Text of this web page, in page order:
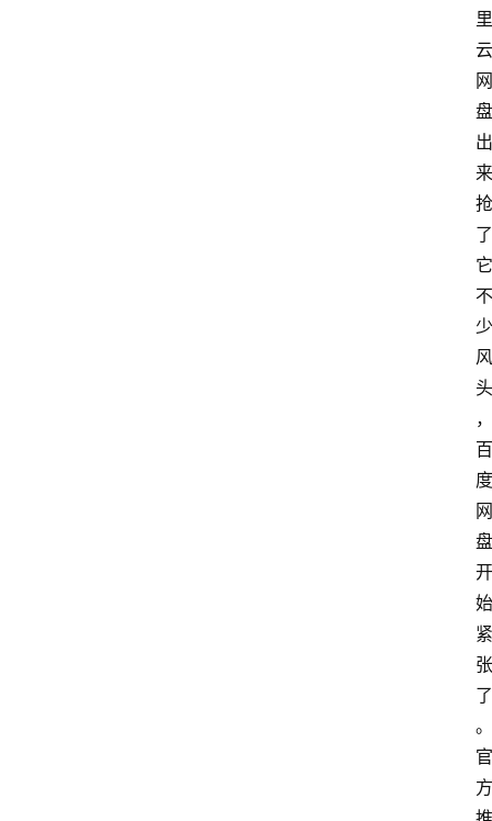
里
云
网
盘
出
来
抢
了
它
不
少
风
头
，
百
度
网
盘
开
始
紧
张
了
。
官
方